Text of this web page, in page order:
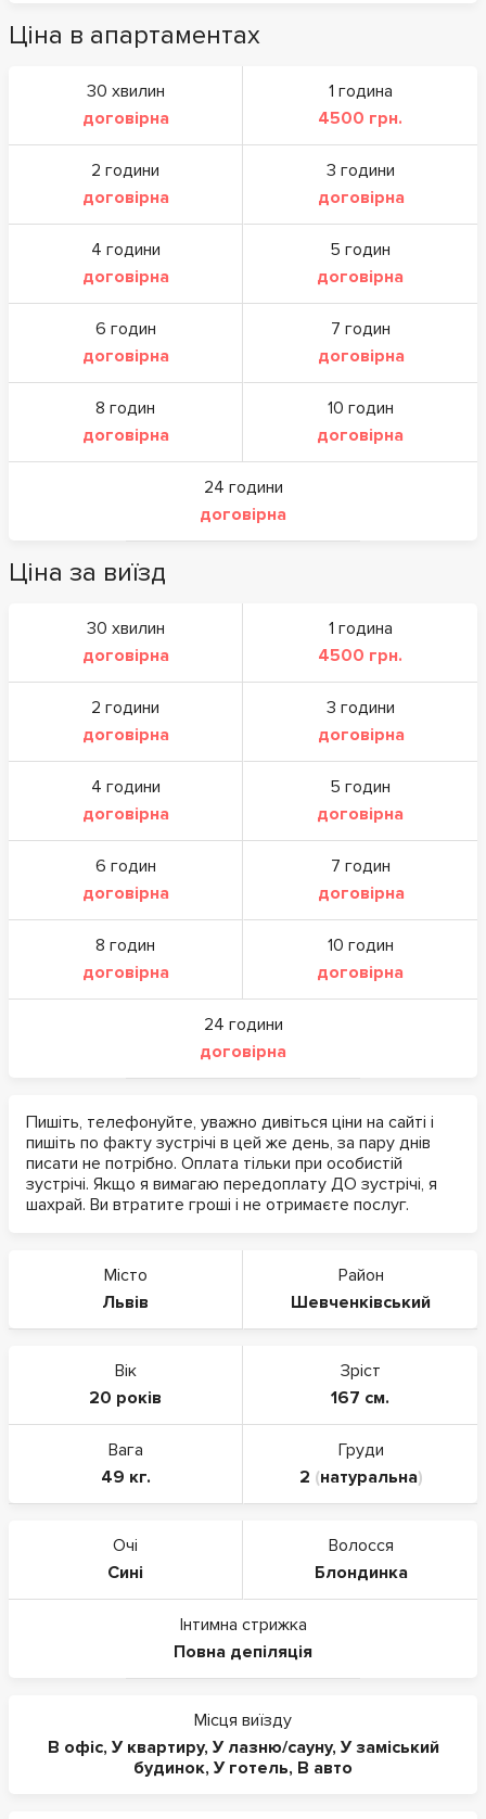
Ціна в апартаментах
30 хвилин
договірна
1 година
4500 грн.
2 години
договірна
3 години
договірна
4 години
договірна
5 годин
договірна
6 годин
договірна
7 годин
договірна
8 годин
договірна
10 годин
договірна
24 години
договірна
Ціна за виїзд
30 хвилин
договірна
1 година
4500 грн.
2 години
договірна
3 години
договірна
4 години
договірна
5 годин
договірна
6 годин
договірна
7 годин
договірна
8 годин
договірна
10 годин
договірна
24 години
договірна
Пишіть, телефонуйте, уважно дивіться ціни на сайті і
пишіть по факту зустрічі в цей же день, за пару днів
писати не потрібно. Оплата тільки при особистій
зустрічі. Якщо я вимагаю передоплату ДО зустрічі, я
шахрай. Ви втратите гроші і не отримаєте послуг.
Місто
Львів
Район
Шевченківський
Вік
20 років
Зріст
167 см.
Вага
49 кг.
Груди
2 (натуральна)
Очі
Сині
Волосся
Блондинка
Інтимна стрижка
Повна депіляція
Місця виїзду
В офіс, У квартиру, У лазню/сауну, У заміський
будинок, У готель, В авто